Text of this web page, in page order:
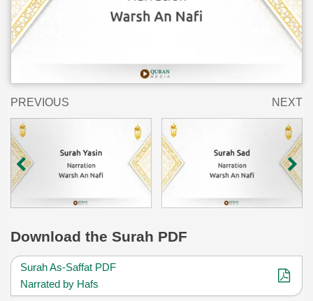
PREVIOUS NEXT
Download the Surah PDF
Surah As-Saffat PDF
Narrated by Hafs